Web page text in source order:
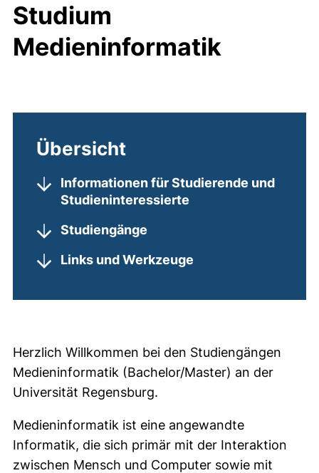
Studium
Medieninformatik
Übersicht
Informationen für Studierende und
Studieninteressierte
Studiengänge
Links und Werkzeuge
Herzlich Willkommen bei den Studiengängen
Medieninformatik (Bachelor/Master) an der
Universität Regensburg.
Medieninformatik ist eine angewandte
Informatik, die sich primär mit der Interaktion
zwischen Mensch und Computer sowie mit